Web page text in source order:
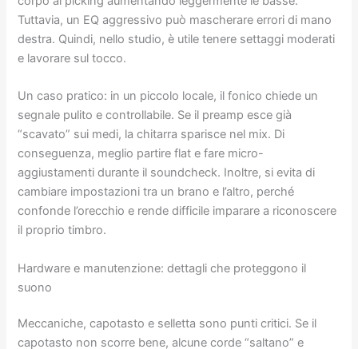
Tuttavia, un EQ aggressivo può mascherare errori di mano
destra. Quindi, nello studio, è utile tenere settaggi moderati
e lavorare sul tocco.
Un caso pratico: in un piccolo locale, il fonico chiede un
segnale pulito e controllabile. Se il preamp esce già
“scavato” sui medi, la chitarra sparisce nel mix. Di
conseguenza, meglio partire flat e fare micro-
aggiustamenti durante il soundcheck. Inoltre, si evita di
cambiare impostazioni tra un brano e l’altro, perché
confonde l’orecchio e rende difficile imparare a riconoscere
il proprio timbro.
Hardware e manutenzione: dettagli che proteggono il
suono
Meccaniche, capotasto e selletta sono punti critici. Se il
capotasto non scorre bene, alcune corde “saltano” e